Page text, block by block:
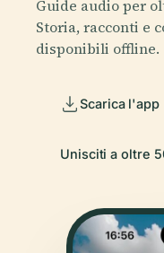
Guide audio per
Storia, racconti e
disponibili offline.
Scarica l'app
Unisciti a oltre